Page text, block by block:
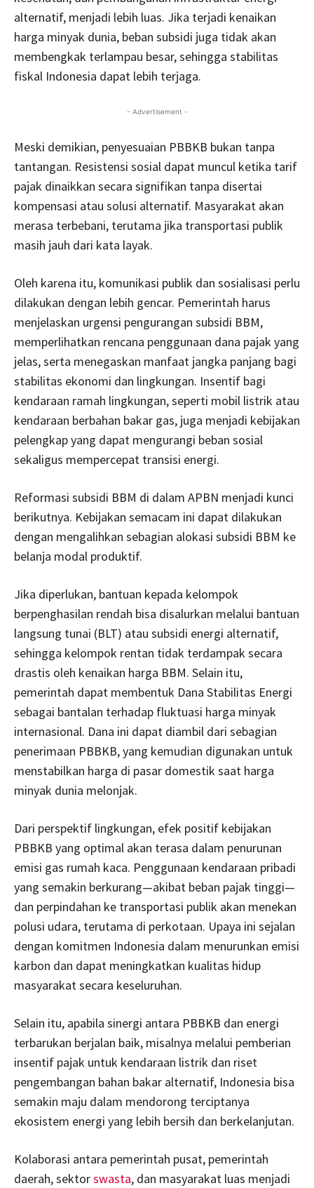
alternatif, menjadi lebih luas. Jika terjadi kenaikan
harga minyak dunia, beban subsidi juga tidak akan
membengkak terlampau besar, sehingga stabilitas
fiskal Indonesia dapat lebih terjaga.
- Advertisement -
Meski demikian, penyesuaian PBBKB bukan tanpa
tantangan. Resistensi sosial dapat muncul ketika tarif
pajak dinaikkan secara signifikan tanpa disertai
kompensasi atau solusi alternatif. Masyarakat akan
merasa terbebani, terutama jika transportasi publik
masih jauh dari kata layak.
Oleh karena itu, komunikasi publik dan sosialisasi perlu
dilakukan dengan lebih gencar. Pemerintah harus
menjelaskan urgensi pengurangan subsidi BBM,
memperlihatkan rencana penggunaan dana pajak yang
jelas, serta menegaskan manfaat jangka panjang bagi
stabilitas ekonomi dan lingkungan. Insentif bagi
kendaraan ramah lingkungan, seperti mobil listrik atau
kendaraan berbahan bakar gas, juga menjadi kebijakan
pelengkap yang dapat mengurangi beban sosial
sekaligus mempercepat transisi energi.
Reformasi subsidi BBM di dalam APBN menjadi kunci
berikutnya. Kebijakan semacam ini dapat dilakukan
dengan mengalihkan sebagian alokasi subsidi BBM ke
belanja modal produktif.
Jika diperlukan, bantuan kepada kelompok
berpenghasilan rendah bisa disalurkan melalui bantuan
langsung tunai (BLT) atau subsidi energi alternatif,
sehingga kelompok rentan tidak terdampak secara
drastis oleh kenaikan harga BBM. Selain itu,
pemerintah dapat membentuk Dana Stabilitas Energi
sebagai bantalan terhadap fluktuasi harga minyak
internasional. Dana ini dapat diambil dari sebagian
penerimaan PBBKB, yang kemudian digunakan untuk
menstabilkan harga di pasar domestik saat harga
minyak dunia melonjak.
Dari perspektif lingkungan, efek positif kebijakan
PBBKB yang optimal akan terasa dalam penurunan
emisi gas rumah kaca. Penggunaan kendaraan pribadi
yang semakin berkurang—akibat beban pajak tinggi—
dan perpindahan ke transportasi publik akan menekan
polusi udara, terutama di perkotaan. Upaya ini sejalan
dengan komitmen Indonesia dalam menurunkan emisi
karbon dan dapat meningkatkan kualitas hidup
masyarakat secara keseluruhan.
Selain itu, apabila sinergi antara PBBKB dan energi
terbarukan berjalan baik, misalnya melalui pemberian
insentif pajak untuk kendaraan listrik dan riset
pengembangan bahan bakar alternatif, Indonesia bisa
semakin maju dalam mendorong terciptanya
ekosistem energi yang lebih bersih dan berkelanjutan.
Kolaborasi antara pemerintah pusat, pemerintah
daerah, sektorswasta, dan masyarakat luas menjadi